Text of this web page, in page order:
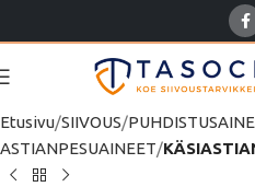
Etusivu SIIVOUS
ASTIANPESUAINEET